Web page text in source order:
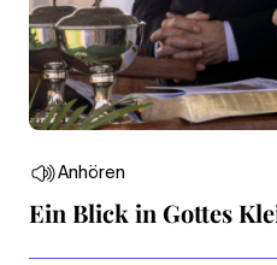
Anhören
Ein Blick in Gottes